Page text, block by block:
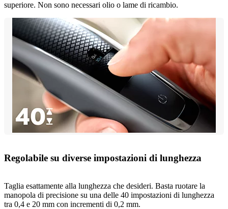
superiore. Non sono necessari olio o lame di ricambio.
Regolabile su diverse impostazioni di lunghezza
Taglia esattamente alla lunghezza che desideri. Basta ruotare la
manopola di precisione su una delle 40 impostazioni di lunghezza
tra 0,4 e 20 mm con incrementi di 0,2 mm.